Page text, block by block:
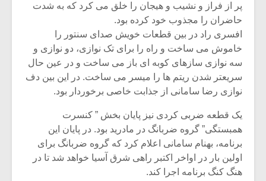
پر از فراز و نشیب و هیجان را خلق می کرد که به شدت
حاضران را مجذوب خود کرده بود.
افسری راد در بین قطعات خویش صدای سنتور را
خاموش می ساخت و راه را برای تک نوازی، دو نوازی و
سه نوازی سازهای کوبه ای باز می ساخت و در عین حال
سریعتر شدن ریتم ها را میسر می ساخت. در این بین دف
نوازی رضا سامانی از جذابت خاصی برخوردار بود.
یک قطعه ضربی کردی نیز پایان بخش ” کنسرت
همبستگی” گروه ضربانگ در مادرید بود. در پایان این
برنامه، بهنام سامانی اعلام کرد که گروه ضربانگ برای
اولین بار در اواخر اکتبر راهی شرق آسیا خواهد شد تا در
هنگ کنگ برنامه اجرا کند.